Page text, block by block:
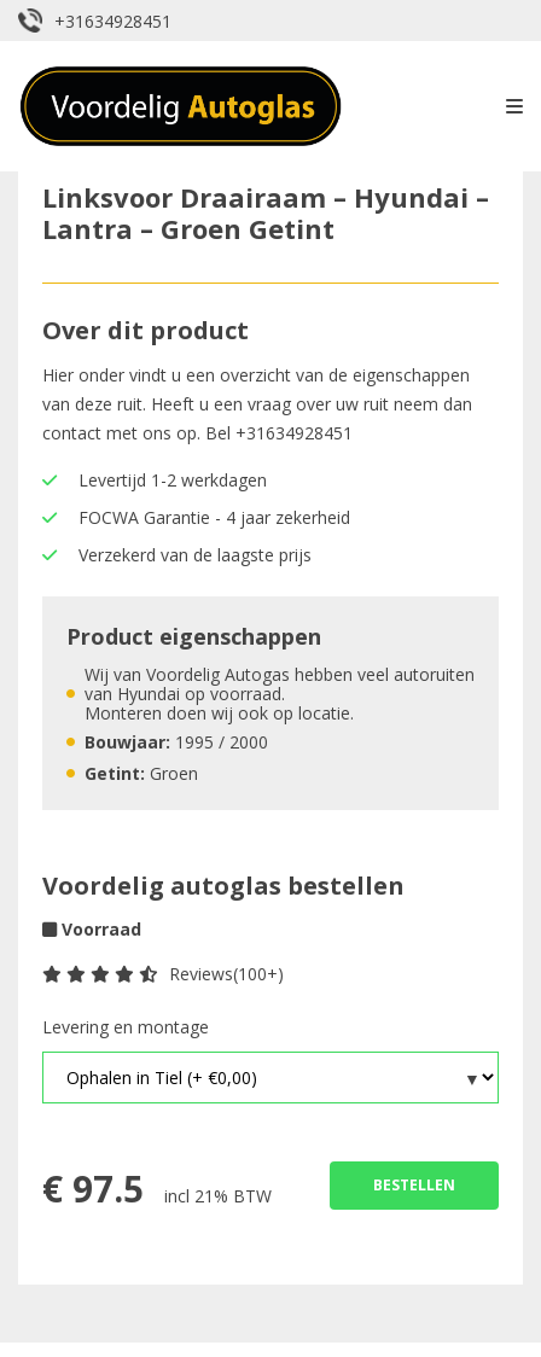
+31634928451
Linksvoor Draairaam – Hyundai –
Lantra – Groen Getint
Over dit product
Hier onder vindt u een overzicht van de eigenschappen
van deze ruit. Heeft u een vraag over uw ruit neem dan
contact met ons op. Bel +31634928451
Levertijd 1-2 werkdagen
FOCWA Garantie - 4 jaar zekerheid
Verzekerd van de laagste prijs
Product eigenschappen
Wij van Voordelig Autogas hebben veel autoruiten
van Hyundai op voorraad.
Monteren doen wij ook op locatie.
Bouwjaar: 1995 / 2000
Getint: Groen
Voordelig autoglas bestellen
Voorraad
Reviews(100+)
Levering en montage
€ 97.5 incl 21% BTW BESTELLEN